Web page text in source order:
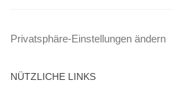
Privatsphäre-Einstellungen ändern
NÜTZLICHE LINKS